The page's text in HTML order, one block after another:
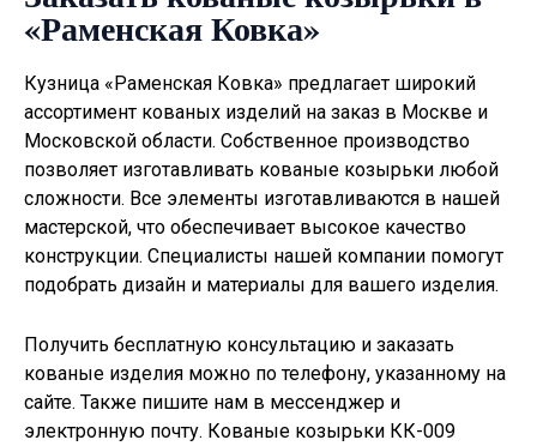
«Раменская Ковка»
Кузница «Раменская Ковка» предлагает широкий
ассортимент кованых изделий на заказ в Москве и
Московской области. Собственное производство
позволяет изготавливать кованые козырьки любой
сложности. Все элементы изготавливаются в нашей
мастерской, что обеспечивает высокое качество
конструкции. Специалисты нашей компании помогут
подобрать дизайн и материалы для вашего изделия.
Получить бесплатную консультацию и заказать
кованые изделия можно по телефону, указанному на
сайте. Также пишите нам в мессенджер и
электронную почту. Кованые козырьки КК-009